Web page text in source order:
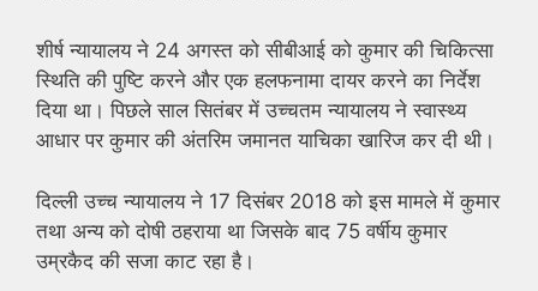
शीर्ष न्यायालय ने 24 अगस्त को सीबीआई को कुमार की चिकित्सा
स्थिति की पुष्टि करने और एक हलफनामा दायर करने का निर्देश
दिया था। पिछले साल सितंबर में उच्चतम न्यायालय ने स्वास्थ्य
आधार पर कुमार की अंतरिम जमानत याचिका खारिज कर दी थी।
दिल्ली उच्च न्यायालय ने 17 दिसंबर 2018 को इस मामले में कुमार
तथा अन्य को दोषी ठहराया था जिसके बाद 75 वर्षीय कुमार
उम्रकैद की सजा काट रहा है।